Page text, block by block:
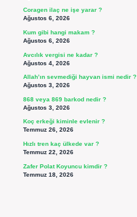
Coragen ilaç ne işe yarar ?
Ağustos 6, 2026
Kum gibi hangi makam ?
Ağustos 6, 2026
Avcılık vergisi ne kadar ?
Ağustos 4, 2026
Allah’ın sevmediği hayvan ismi nedir ?
Ağustos 3, 2026
868 veya 869 barkod nedir ?
Ağustos 3, 2026
Koç erkeği kiminle evlenir ?
Temmuz 26, 2026
Hızlı tren kaç ülkede var ?
Temmuz 22, 2026
Zafer Polat Koyuncu kimdir ?
Temmuz 18, 2026